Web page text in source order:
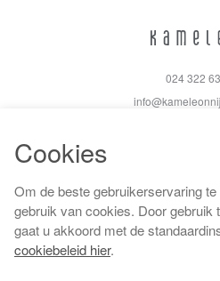
024 322
Algemene
Privacy
Cookies
Om de beste gebruikerservaring
gebruik van cookies. Door gebruik
gaat u akkoord met de
cookiebeleid hier.